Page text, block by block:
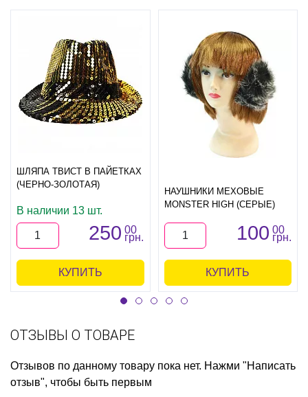
ШЛЯПА ТВИСТ В ПАЙЕТКАХ
(ЧЕРНО-ЗОЛОТАЯ)
В наличии 13 шт.
250 00
грн.
КУПИТЬ
НАУШНИКИ МЕХОВЫЕ
MONSTER HIGH (СЕРЫЕ)
100 00
грн.
КУПИТЬ
ОТЗЫВЫ О ТОВАРЕ
Отзывов по данному товару пока нет. Нажми "Написать
отзыв", чтобы быть первым